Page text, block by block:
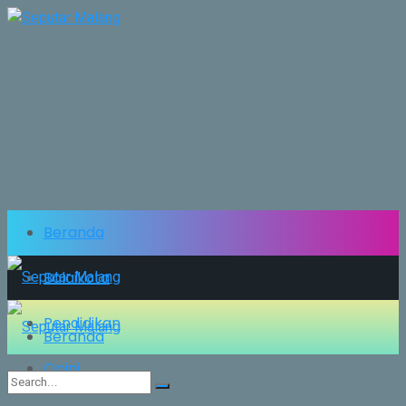
Beranda
Balaikota
Pendidikan
Opini
Beranda
Balaikota